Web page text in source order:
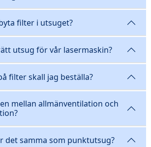
filter i utsuget?
utsug för vår lasermaskin?
filter skall jag beställa?
mellan allmänventilation och
det samma som punktutsug?